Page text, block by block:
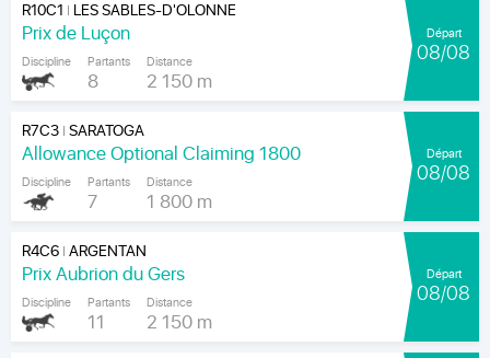
R10C1 | LES SABLES-D'OLONNE
Prix de Luçon
Discipline Partants
8
Distance
2 150 m
Départ
08/08
R7C3|SARATOGA
Allowance Optional Claiming 1800
Discipline Partants
7
Distance
1 800 m
Départ
08/08
R4C6|ARGENTAN
Prix Aubrion du Gers
Discipline Partants
11
Distance
2 150 m
Départ
08/08